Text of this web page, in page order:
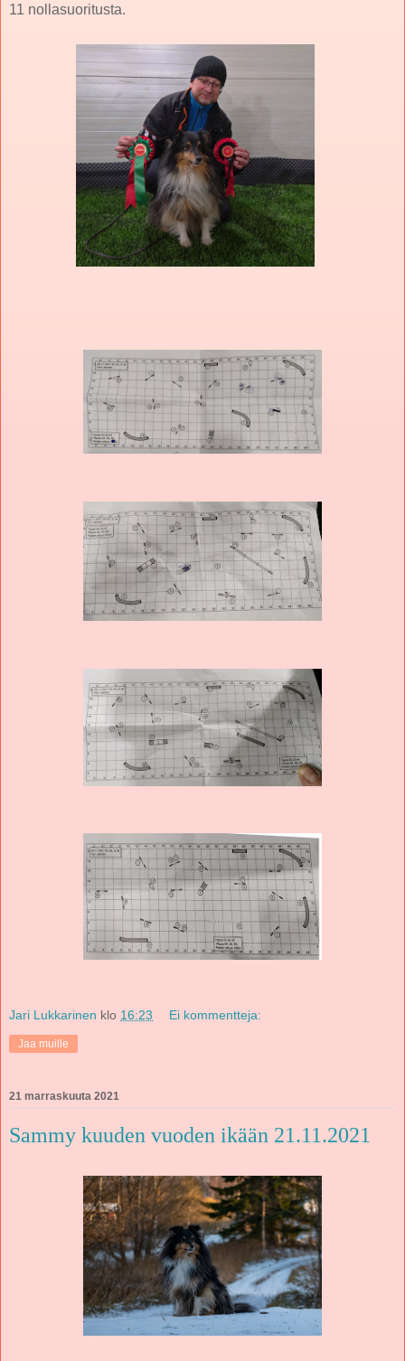
11 nollasuoritusta.
Jari Lukkarinen klo 16:23 Ei kommentteja:
Jaa muille
21 marraskuuta 2021
Sammy kuuden vuoden ikään 21.11.2021